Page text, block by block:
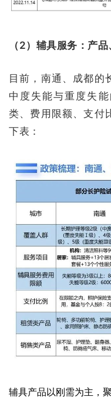
（2）辅具服务：产
目前，南通、成都的
中度失能与重度失
类、费用限额、支付
下表：
辅具产品以刚需为主，